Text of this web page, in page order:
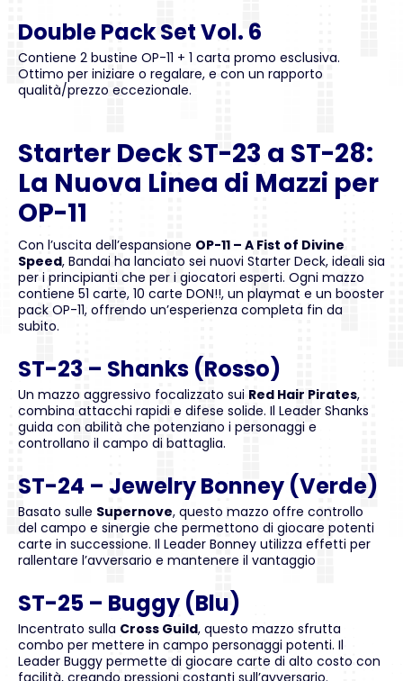
Double Pack Set Vol. 6
Contiene 2 bustine OP-11 + 1 carta promo esclusiva.
Ottimo per iniziare o regalare, e con un rapporto
qualità/prezzo eccezionale.
Starter Deck ST-23 a ST-28:
La Nuova Linea di Mazzi per
OP-11
Con l’uscita dell’espansione OP-11 – A Fist of Divine
Speed, Bandai ha lanciato sei nuovi Starter Deck, ideali sia
per i principianti che per i giocatori esperti. Ogni mazzo
contiene 51 carte, 10 carte DON!!, un playmat e un booster
pack OP-11, offrendo un’esperienza completa fin da
subito.
ST-23 – Shanks (Rosso)
Un mazzo aggressivo focalizzato sui Red Hair Pirates,
combina attacchi rapidi e difese solide. Il Leader Shanks
guida con abilità che potenziano i personaggi e
controllano il campo di battaglia.
ST-24 – Jewelry Bonney (Verde)
Basato sulle Supernove, questo mazzo offre controllo
del campo e sinergie che permettono di giocare potenti
carte in successione. Il Leader Bonney utilizza effetti per
rallentare l’avversario e mantenere il vantaggio
ST-25 – Buggy (Blu)
Incentrato sulla Cross Guild, questo mazzo sfrutta
combo per mettere in campo personaggi potenti. Il
Leader Buggy permette di giocare carte di alto costo con